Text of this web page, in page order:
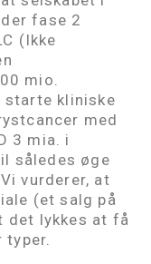
fase 2
(Ikke
mio.
starte kliniske
med
3 mia. i
således øge
vurderer, at
(et salg på
det lykkes at få